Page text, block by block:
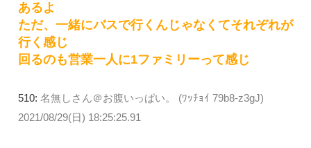
あるよ
ただ、一緒にバスで行くんじゃなくてそれぞれが
行く感じ
回るのも営業一人に1ファミリーって感じ
510: 名無しさん＠お腹いっぱい。 (ﾜｯﾁｮｲ 79b8-z3gJ)
2021/08/29(日) 18:25:25.91